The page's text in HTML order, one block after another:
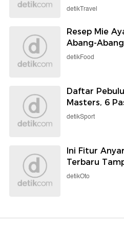
detikTravel
Resep Mie
Abang-
detikFood
Daftar
Masters, 6
detikSport
Ini Fitur
Terbaru
detikOto